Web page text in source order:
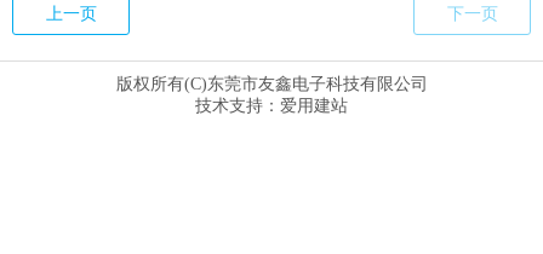
上一页 下一页
版权所有(C)东莞市友鑫电子科技有限公司
技术支持： 爱用建站